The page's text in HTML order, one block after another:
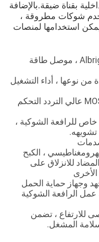
بقناة ضيقة.بالإضافة
شوكات مطروقة ،
يمكن استخدامها لمنصات
· جهاز تحكم Curtis ، موصل Albright ، موصل طاقة
من نوعها ، أداء التشغيل
· يضمن نظام التحكم المتكامل MOS عالي التردد التحكم
للرافعة الشوكية ،
، الكبح
للانزلاق على
وجهاز حماية الحمل
عمل الرافعة الشوكية
للارتفاع ، تضمن
المشغل.